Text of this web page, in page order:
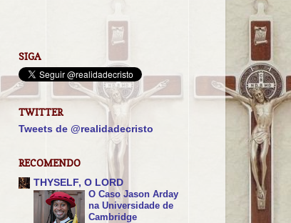
SIGA
TWITTER
Tweets de @realidadecristo
RECOMENDO
THYSELF, O LORD
O Caso Jason Arday
na Universidade de
Cambridge